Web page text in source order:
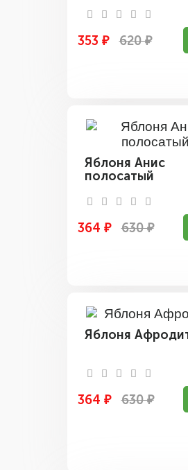
353 ₽ 620 ₽
Яблоня Анис
полосатый
364 ₽ 630 ₽
Яблоня
364 ₽ 630 ₽